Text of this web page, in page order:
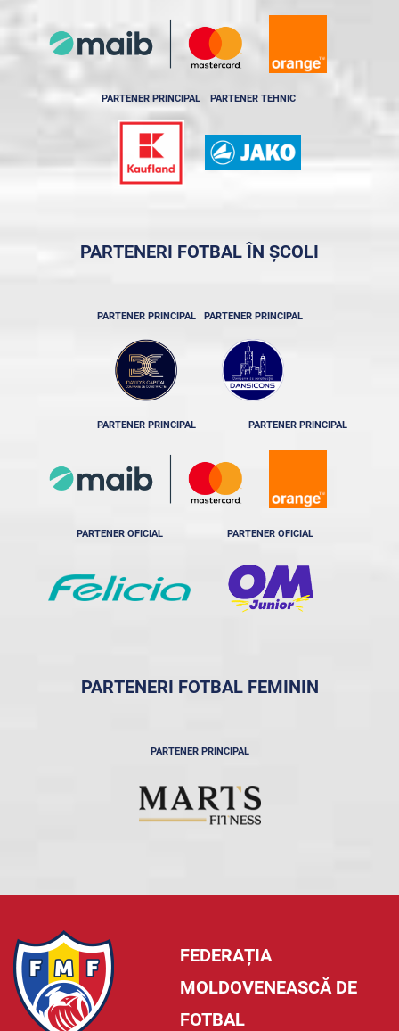
PARTENER PRINCIPAL PARTENER TEHNIC
PARTENERI FOTBAL ÎN ȘCOLI
PARTENER PRINCIPAL PARTENER PRINCIPAL
PARTENER PRINCIPAL PARTENER PRINCIPAL
PARTENER OFICIAL PARTENER OFICIAL
PARTENERI FOTBAL FEMININ
PARTENER PRINCIPAL
FEDERAȚIA
MOLDOVENEASCĂ DE
FOTBAL